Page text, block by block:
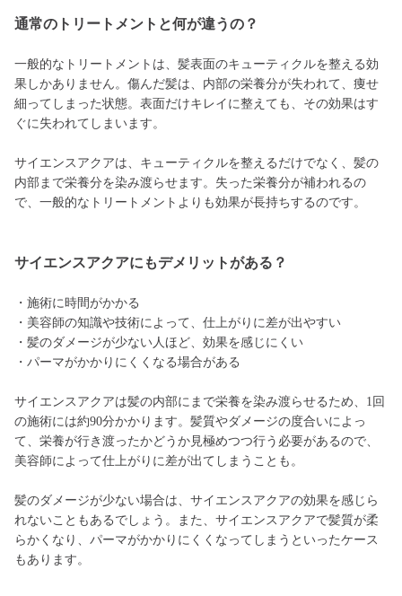
通常のトリートメントと何が違うの？
一般的なトリートメントは、髪表面のキューティクルを整える効
果しかありません。傷んだ髪は、内部の栄養分が失われて、痩せ
細ってしまった状態。表面だけキレイに整えても、その効果はす
ぐに失われてしまいます。
サイエンスアクアは、キューティクルを整えるだけでなく、髪の
内部まで栄養分を染み渡らせます。失った栄養分が補われるの
で、一般的なトリートメントよりも効果が長持ちするのです。
サイエンスアクアにもデメリットがある？
・施術に時間がかかる
・美容師の知識や技術によって、仕上がりに差が出やすい
・髪のダメージが少ない人ほど、効果を感じにくい
・パーマがかかりにくくなる場合がある
サイエンスアクアは髪の内部にまで栄養を染み渡らせるため、1回
の施術には約90分かかります。髪質やダメージの度合いによっ
て、栄養が行き渡ったかどうか見極めつつ行う必要があるので、
美容師によって仕上がりに差が出てしまうことも。
髪のダメージが少ない場合は、サイエンスアクアの効果を感じら
れないこともあるでしょう。また、サイエンスアクアで髪質が柔
らかくなり、パーマがかかりにくくなってしまうといったケース
もあります。